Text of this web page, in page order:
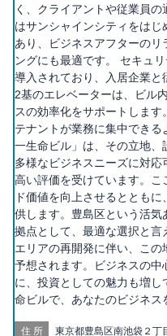
く、クライアントや従業員
はサンシャインシティをは
あり、ビジネスアフターのリ
ングにも最適です。 セキュ
導入されており、入居企業と
2基のエレベーターは、ビル
スの効率化をサポートします
テナントが業務に集中でき
一生命ビル」は、その立地、
多様なビジネスニーズに対応
高い評価を受けています。
ド価値を向上させるととも
供します。豊島区という活
拠点として、最適な選択と
エリアの再開発に伴い、こ
予想されます。ビジネスの中
に、投資としての魅力も増
命ビルで、あなたのビジネス
住所 東京都豊島区南池袋２丁